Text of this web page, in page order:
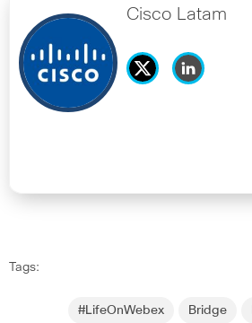
Cisco Latam
Tags:
#LifeOnWebex Bridge